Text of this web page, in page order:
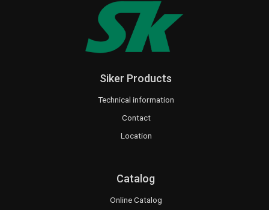
Siker Products
Technical information
Contact
Location
Catalog
Online Catalog